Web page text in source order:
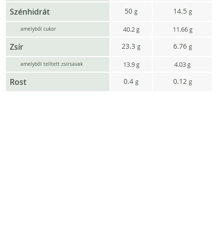
Szénhidrát 50 g 14.5 g
amelyből cukor 40.2g 11.66 g
Zsír 23.3 g 6.76 g
amelyből telített zsírsavak 13.9g 4.03g
Rost 0.4 g 0.12 g